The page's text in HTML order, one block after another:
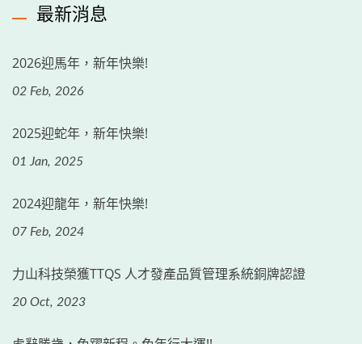
最新消息
2026迎馬年，新年快樂!
02 Feb, 2026
2025迎蛇年，新年快樂!
01 Jan, 2025
2024迎龍年，新年快樂!
07 Feb, 2024
力山科技榮獲TTQS 人才發產品質管理系統銅牌認證
20 Oct, 2023